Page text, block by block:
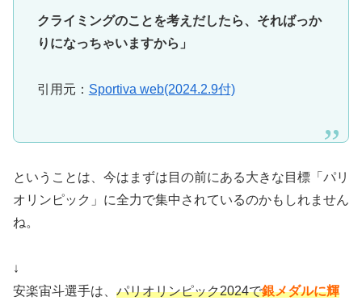
クライミングのことを考えだしたら、そればっか
りになっちゃいますから」
引用元： Sportiva web(2024.2.9付)
ということは、今はまずは目の前にある大きな目標「パリ
オリンピック」に全力で集中されているのかもしれません
ね。
↓
安楽宙斗選手は、 パリオリンピック2024で銀メダルに輝